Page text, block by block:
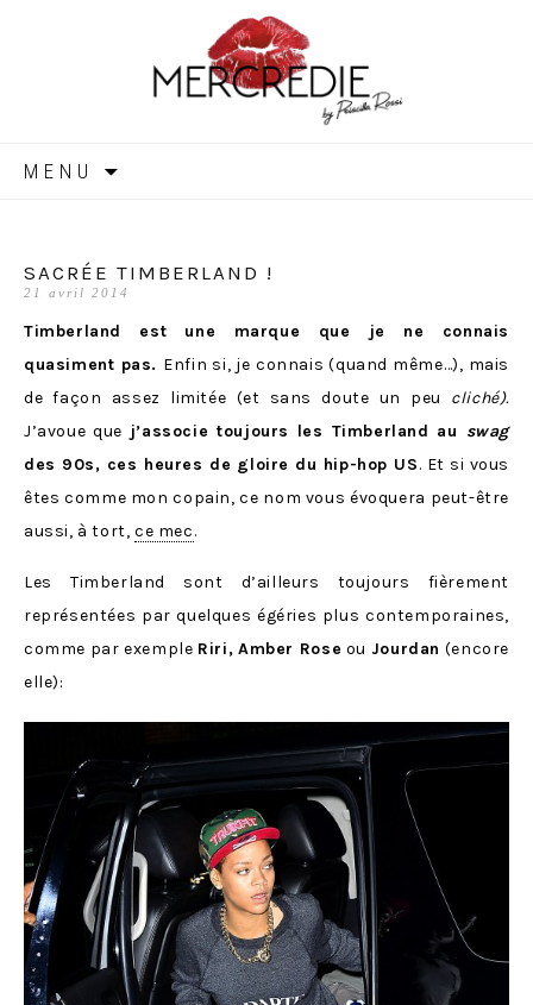
MERCREDIE
MENU
SACRÉE TIMBERLAND !
21 avril 2014
Timberland est une marque que je ne connais
quasiment pas. Enfin si, je connais (quand même…), mais
de façon assez limitée (et sans doute un peu cliché).
J’avoue que j’associe toujours les Timberland au swag
des 90s, ces heures de gloire du hip-hop US. Et si vous
êtes comme mon copain, ce nom vous évoquera peut-être
aussi, à tort, ce mec.
Les Timberland sont d’ailleurs toujours fièrement
représentées par quelques égéries plus contemporaines,
comme par exemple Riri, Amber Rose ou Jourdan (encore
elle):